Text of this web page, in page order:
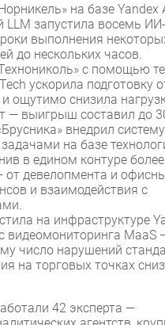
на базе Yandex
LLM запустила восемь
выполнения
до нескольких часов.
с помощью
ускорила подготовку
ощутимо снизила
— выигрыш составил до
внедрил систему
на базе
в едином контуре
от девелопмента и
и взаимодействия с
на инфраструктуре
видеомониторинга MaaS
число нарушений
на торговых точках
42 эксперта —